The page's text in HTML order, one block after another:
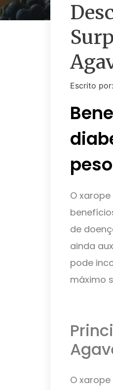
Escrito por:
O
de
ainda
pode
máximo
O